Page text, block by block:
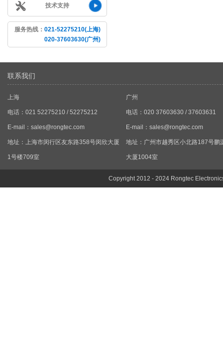
技术支持
服务热线： 021-52275210(上海)
020-37603630(广州)
联系我们
上海
电话：021 52275210 / 52275212
E-mail： sales@rongtec.com
地址：上海市闵行区友东路358号闵欣大厦
1号楼709室
广州
电话：020 37603630 / 37603631
E-mail： sales@rongtec.com
地址：广州市越秀区小北路187号鹏
大厦1004室
Copyright 2012 - 2024 Rongtec